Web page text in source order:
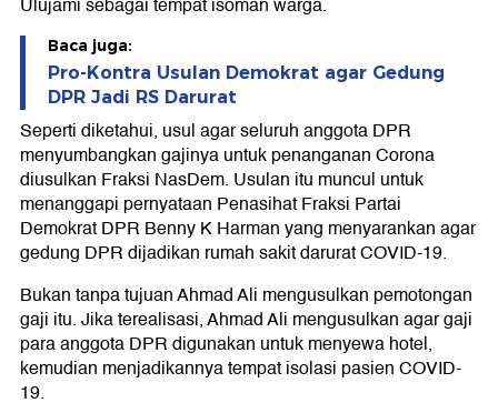
Ulujami sebagai tempat isoman warga.
Baca juga:
Pro-Kontra Usulan Demokrat agar Gedung
DPR Jadi RS Darurat
Seperti diketahui, usul agar seluruh anggota DPR
menyumbangkan gajinya untuk penanganan Corona
diusulkan Fraksi NasDem. Usulan itu muncul untuk
menanggapi pernyataan Penasihat Fraksi Partai
Demokrat DPR Benny K Harman yang menyarankan agar
gedung DPR dijadikan rumah sakit darurat COVID-19.
Bukan tanpa tujuan Ahmad Ali mengusulkan pemotongan
gaji itu. Jika terealisasi, Ahmad Ali mengusulkan agar gaji
para anggota DPR digunakan untuk menyewa hotel,
kemudian menjadikannya tempat isolasi pasien COVID-
19.